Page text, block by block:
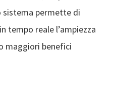
permette di
tempo reale l’ampiezza
maggiori benefici